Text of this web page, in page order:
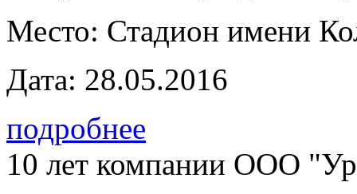
Место: Стадион имени
Дата: 28.05.2016
подробнее
10 лет компании ООО